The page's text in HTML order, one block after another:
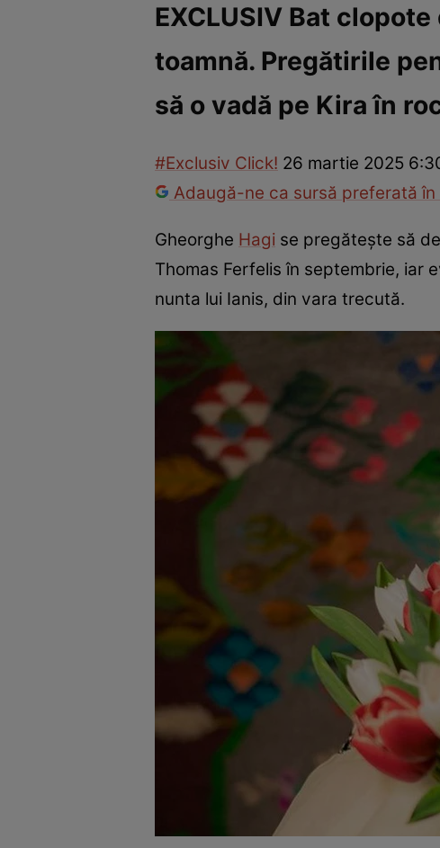
Vedete internaționaleVedete româneștiInterviurile Click!
EXCLUSIV Bat
toamnă. Pregătirile
să o vadă pe Kira în
#Exclusiv Click! 26 martie 2025
Adaugă-ne ca sursă preferată în
Gheorghe Hagi se pregăteşte să
Thomas Ferfelis în septembrie, iar
nunta lui Ianis, din vara trecută.